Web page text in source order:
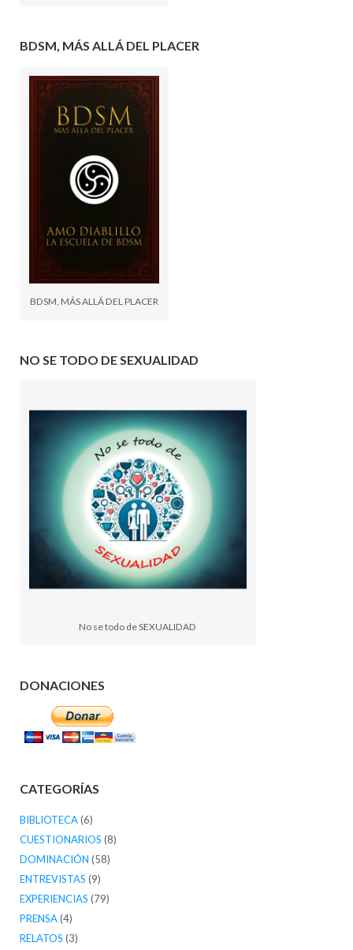
BDSM, MÁS ALLÁ DEL PLACER
BDSM, MÁS ALLÁ DEL PLACER
NO SE TODO DE SEXUALIDAD
No se todo de SEXUALIDAD
DONACIONES
CATEGORÍAS
BIBLIOTECA(6)
CUESTIONARIOS (8)
DOMINACIÓN (58)
ENTREVISTAS (9)
EXPERIENCIAS (79)
PRENSA(4)
RELATOS (3)